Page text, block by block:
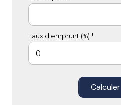
Taux d'emprunt (%) *
Calculer